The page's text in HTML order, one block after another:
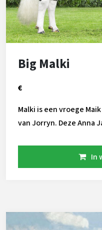
Big Malki
€
Malki is een vroege
van Jorryn. Deze Anna
Malki heeft
Hardenberg 11/2016
In